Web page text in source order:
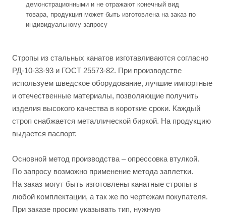
демонстрационными и не отражают конечный вид
товара, продукция может быть изготовлена на заказ по
индивидуальному запросу
Стропы из стальных канатов изготавливаются согласно
РД-10-33-93 и ГОСТ 25573-82. При производстве
используем шведское оборудование, лучшие импортные
и отечественные материалы, позволяющие получить
изделия высокого качества в короткие сроки. Каждый
строп снабжается металлической биркой. На продукцию
выдается паспорт.
Основной метод производства – опрессовка втулкой.
По запросу возможно применение метода заплетки.
На заказ могут быть изготовлены канатные стропы в
любой комплектации, а так же по чертежам покупателя.
При заказе просим указывать тип, нужную